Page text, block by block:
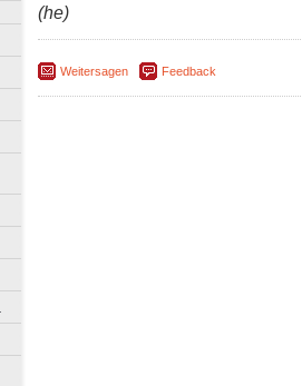
(he)
Weitersagen Feedback